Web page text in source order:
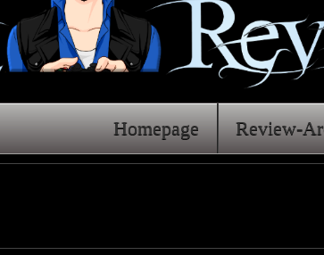
Homepage Review-